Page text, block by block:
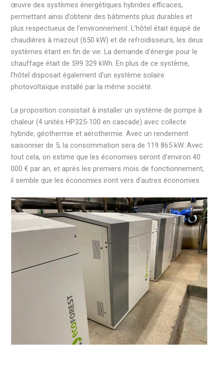
œuvre des systèmes énergétiques hybrides efficaces,
permettant ainsi d’obtenir des bâtiments plus durables et
plus respectueux de l’environnement. L’hôtel était équipé de
chaudières à mazout (650 kW) et de refroidisseurs, les deux
systèmes étant en fin de vie. La demande d’énergie pour le
chauffage était de 599 329 kWh. En plus de ce système,
l’hôtel disposait également d’un système solaire
photovoltaïque installé par la même société.
La proposition consistait à installer un système de pompe à
chaleur (4 unités HP325-100 en cascade) avec collecte
hybride, géothermie et aérothermie. Avec un rendement
saisonnier de 5, la consommation sera de 119 865 kW. Avec
tout cela, on estime que les économies seront d’environ 40
000 € par an, et après les premiers mois de fonctionnement,
il semble que les économies iront vers d’autres économies.